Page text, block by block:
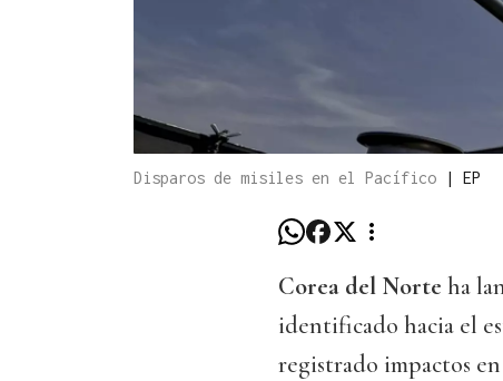
Disparos de misiles en el Pacífico | EP
Corea del Norte ha
identificado hacia el
registrado impactos